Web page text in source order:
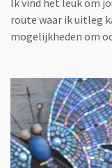
route waar ik uitleg
mogelijkheden om